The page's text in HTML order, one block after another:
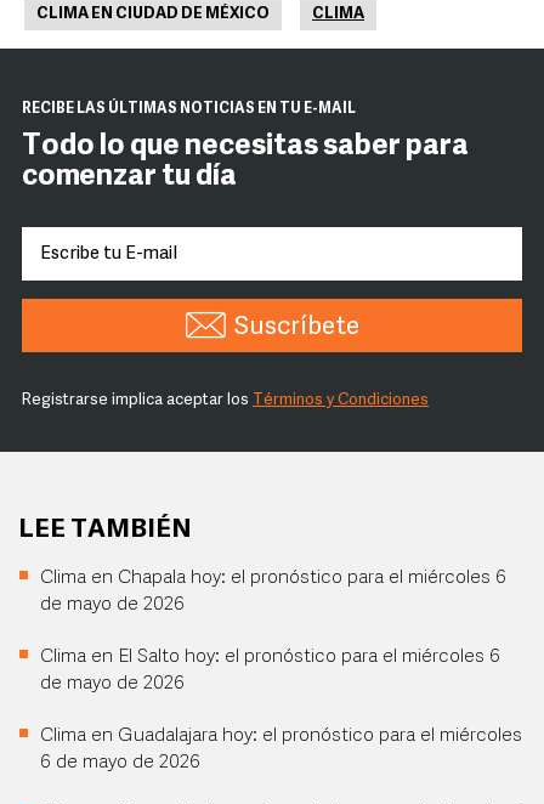
CLIMA EN CIUDAD DE MÉXICO CLIMA
RECIBE LAS ÚLTIMAS NOTICIAS EN TU E-MAIL
Todo lo que necesitas saber para
comenzar tu día
Suscríbete
Registrarse implica aceptar los Términos y Condiciones
LEE TAMBIÉN
Clima en Chapala hoy: el pronóstico para el miércoles 6
de mayo de 2026
Clima en El Salto hoy: el pronóstico para el miércoles 6
de mayo de 2026
Clima en Guadalajara hoy: el pronóstico para el miércoles
6 de mayo de 2026